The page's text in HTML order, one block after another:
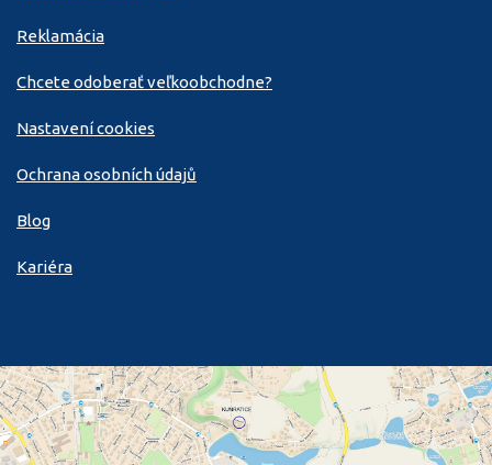
Reklamácia
Chcete odoberať veľkoobchodne?
Nastavení cookies
Ochrana osobních údajů
Blog
Kariéra